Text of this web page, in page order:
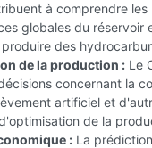
à comprendre les
globales du réservoir
des
de la production : Le
concernant la
artificiel et
de la
: La